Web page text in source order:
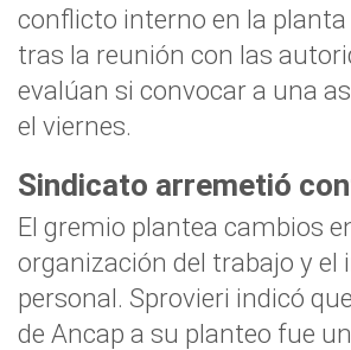
conflicto interno en la planta
tras la reunión con las
evalúan si convocar a una
el viernes.
Sindicato arremetió
El gremio plantea cambios
organización del trabajo y el
personal. Sprovieri indicó
de Ancap a su planteo fue